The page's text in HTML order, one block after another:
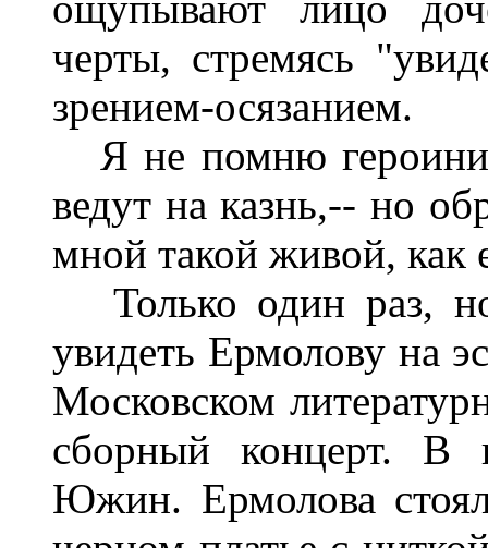
черты, стремясь
зрением-осязанием.
Я не помню героини
ведут на казнь,-- но
мной такой живой, как
Только один раз,
увидеть Ермолову на
Московском
сборный концерт. В
Южин. Ермолова